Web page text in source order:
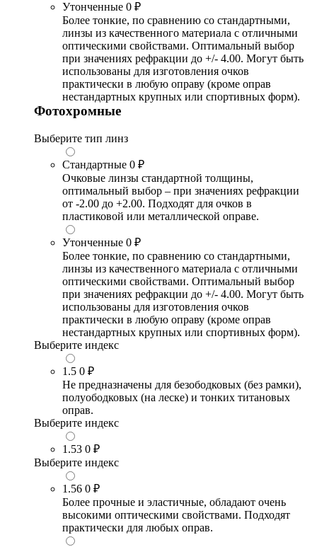
Утонченные 0 ₽
Более тонкие, по сравнению со стандартными,
линзы из качественного материала с отличными
оптическими свойствами. Оптимальный выбор
при значениях рефракции до +/- 4.00. Могут быть
использованы для изготовления очков
практически в любую оправу (кроме оправ
нестандартных крупных или спортивных форм).
Фотохромные
Выберите тип линз
Стандартные 0 ₽
Очковые линзы стандартной толщины,
оптимальный выбор – при значениях рефракции
от -2.00 до +2.00. Подходят для очков в
пластиковой или металлической оправе.
Утонченные 0 ₽
Более тонкие, по сравнению со стандартными,
линзы из качественного материала с отличными
оптическими свойствами. Оптимальный выбор
при значениях рефракции до +/- 4.00. Могут быть
использованы для изготовления очков
практически в любую оправу (кроме оправ
нестандартных крупных или спортивных форм).
Выберите индекс
1.5 0 ₽
Не предназначены для безободковых (без рамки),
полуободковых (на леске) и тонких титановых
оправ.
Выберите индекс
1.53 0 ₽
Выберите индекс
1.56 0 ₽
Более прочные и эластичные, обладают очень
высокими оптическими свойствами. Подходят
практически для любых оправ.